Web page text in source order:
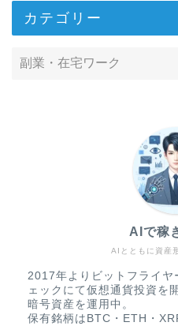
カテゴリー
AIとともに資産
AIで稼
2017年よりビットフライヤ
ェックにて仮想通貨投資を
暗号資産を運用中。
保有銘柄はBTC・ETH・